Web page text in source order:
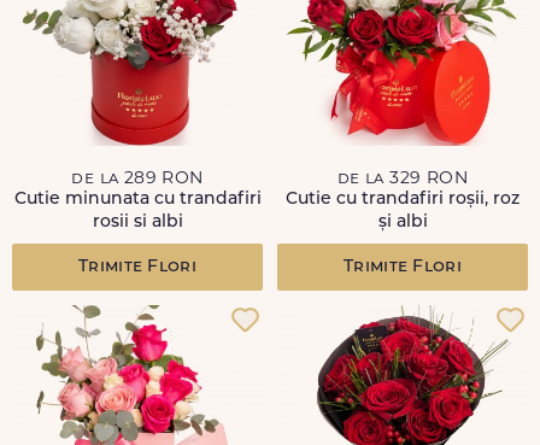
de la 289 RON
Cutie minunata cu trandafiri
rosii si albi
Trimite Flori
de la 329 RON
Cutie cu trandafiri roșii, roz
și albi
Trimite Flori